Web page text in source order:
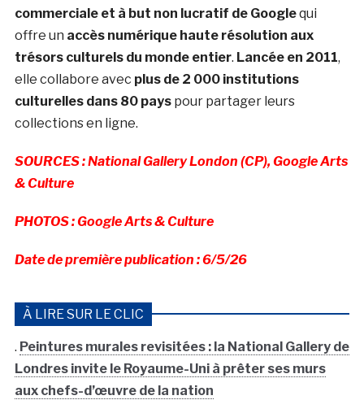
commerciale et à but non lucratif de Googlequi
offre un accès numérique haute résolution aux
trésors culturels du monde entier. Lancée en 2011,
elle collabore avec plus de 2 000 institutions
culturelles dans 80 payspour partager leurs
collections en ligne.
SOURCES :National Gallery London (CP), Google Arts
& Culture
PHOTOS :Google Arts & Culture
Date de première publication : 6/5/26
À LIRE SUR LE CLIC
. Peintures murales revisitées : la National Gallery de
Londres invite le Royaume-Uni à prêter ses murs
aux chefs-d’œuvre de la nation